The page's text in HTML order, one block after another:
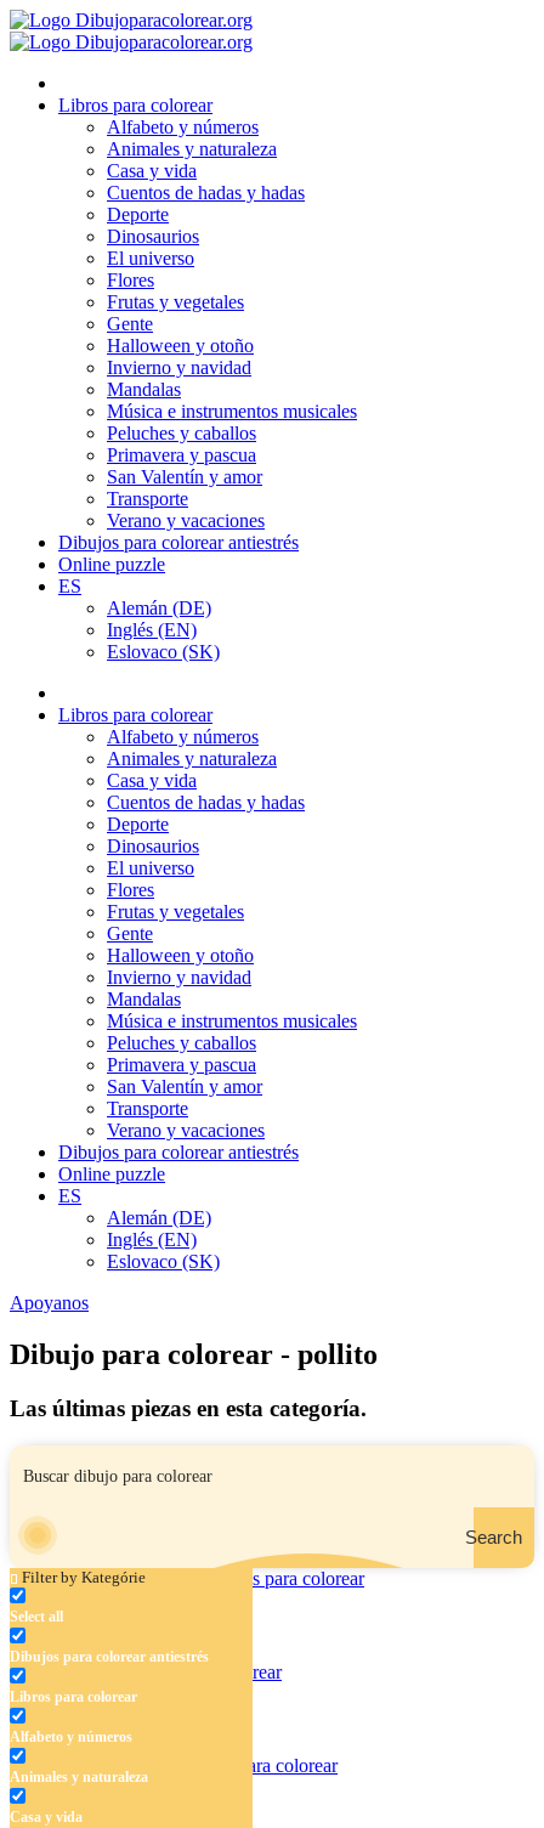
Ir
al
Libros para colorear
Alfabeto y números
Animales y naturaleza
Casa y vida
Cuentos de hadas y hadas
Deporte
Dinosaurios
El universo
Flores
Frutas y vegetales
Gente
Halloween y otoño
Invierno y navidad
Mandalas
Música e instrumentos musicales
Peluches y caballos
Primavera y pascua
San Valentín y amor
Transporte
Verano y vacaciones
Dibujos para colorear antiestrés
Online puzzle
ES
Alemán (DE)
Inglés (EN)
Eslovaco (SK)
Libros para colorear
Alfabeto y números
Animales y naturaleza
Casa y vida
Cuentos de hadas y hadas
Deporte
Dinosaurios
El universo
Flores
Frutas y vegetales
Gente
Halloween y otoño
Invierno y navidad
Mandalas
Música e instrumentos musicales
Peluches y caballos
Primavera y pascua
San Valentín y amor
Transporte
Verano y vacaciones
Dibujos para colorear antiestrés
Online puzzle
ES
Alemán (DE)
Inglés (EN)
Eslovaco (SK)
Apoyanos
Dibujo para colorear - pollito
Las últimas piezas en esta categoría.
Search
Filter by Kategórie
Select all
Dibujos para colorear antiestrés
Libros para colorear
Alfabeto y números
Animales y naturaleza
Casa y vida
Conejita y un pollito
Poccacho
Pollito de pascua